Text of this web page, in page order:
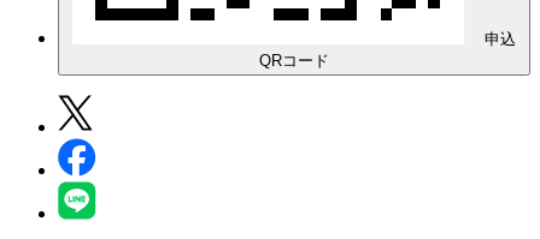
申込
QRコード